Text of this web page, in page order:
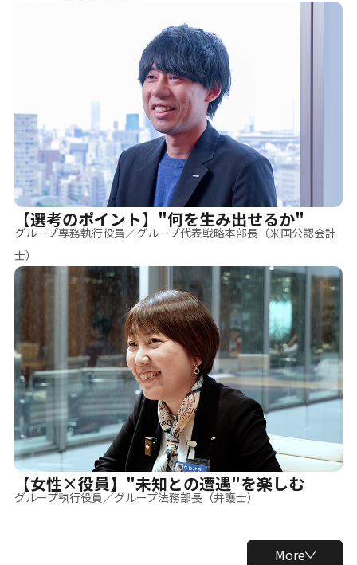
【選考のポイント】"何を生み出せるか"
グループ専務執行役員／グループ代表戦略本部長（米国公認会計
士）
【女性×役員】"未知との遭遇"を楽しむ
グループ執行役員／グループ法務部長（弁護士）
More